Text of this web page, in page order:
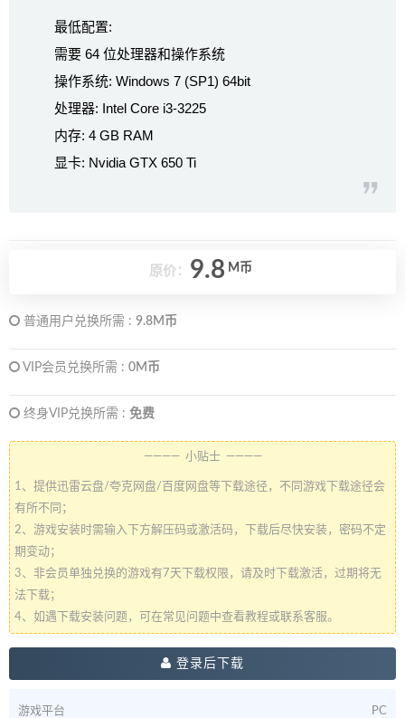
最低配置:
需要 64 位处理器和操作系统
操作系统: Windows 7 (SP1) 64bit
处理器: Intel Core i3-3225
内存: 4 GB RAM
显卡: Nvidia GTX 650 Ti
原价： 9.8 M币
普通用户兑换所需 : 9.8M币
VIP会员兑换所需 : 0M币
终身VIP兑换所需 : 免费
———— 小贴士 ————
1、提供迅雷云盘/夸克网盘/百度网盘等下载途径，不同游戏下载途径会
有所不同；
2、游戏安装时需输入下方解压码或激活码，下载后尽快安装，密码不定
期变动；
3、非会员单独兑换的游戏有7天下载权限，请及时下载激活，过期将无
法下载；
4、如遇下载安装问题，可在常见问题中查看教程或联系客服。
登录后下载
游戏平台 PC